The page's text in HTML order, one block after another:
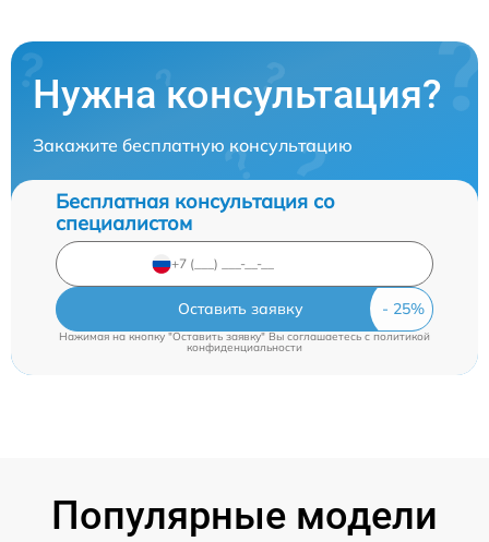
Нужна консультация?
Закажите бесплатную консультацию
Бесплатная консультация со
специалистом
Оставить заявку
Нажимая на кнопку "Оставить заявку" Вы соглашаетесь cполитикой
конфиденциальности
Популярные модели